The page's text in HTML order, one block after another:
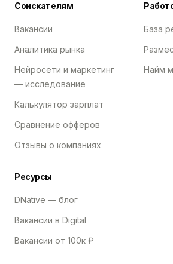
Соискателям
Вакансии
Аналитика рынка
Нейросети и маркетинг
— исследование
Калькулятор зарплат
Сравнение офферов
Отзывы о компаниях
База
Найм
Ресурсы
DNative — блог
Вакансии в Digital
Вакансии от 100к ₽